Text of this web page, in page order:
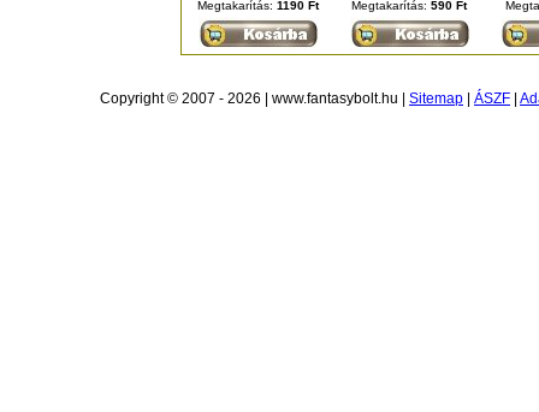
Megtakarítás:1190 Ft Megtakarítás:590 Ft
Copyright © 2007 - 2026 | www.fantasybolt.hu | Sitemap ÁSZF